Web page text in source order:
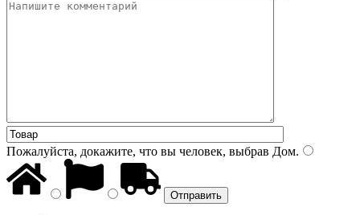
Пожалуйста, докажите, что вы человек, выбрав Дом.